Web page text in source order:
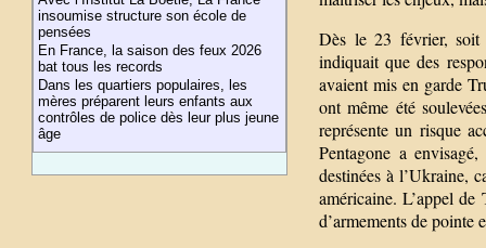
insoumise structure son école de
pensées
En France, la saison des feux 2026
bat tous les records
Dans les quartiers populaires, les
mères préparent leurs enfants aux
contrôles de police dès leur plus jeune
âge
Dès le 23 février, soit
indiquait que des
avaient mis en garde
ont même été
représente un risque
Pentagone a
destinées à l’Ukraine,
américaine. L’appel
d’armements de pointe